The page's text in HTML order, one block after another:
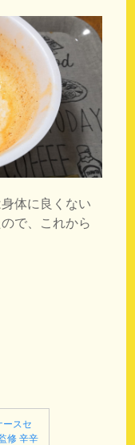
体に良くない
で、これから
ースセ
修 辛辛